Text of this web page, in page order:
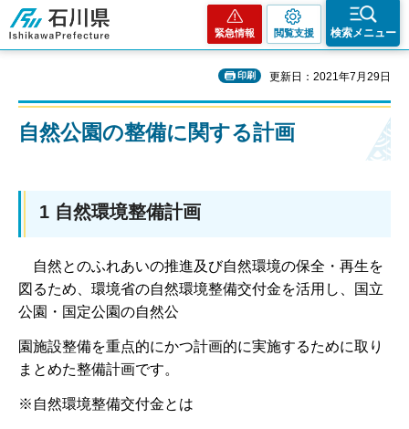
石川県
緊急情報 閲覧支援 検索メニュー
印刷 更新日：2021年7月29日
自然公園の整備に関する計画
1 自然環境整備計画
自然とのふれあいの推進及び自然環境の保全・再生を
図るため、環境省の自然環境整備交付金を活用し、国立
公園・国定公園の自然公
園施設整備を重点的にかつ計画的に実施するために取り
まとめた整備計画です。
※自然環境整備交付金とは